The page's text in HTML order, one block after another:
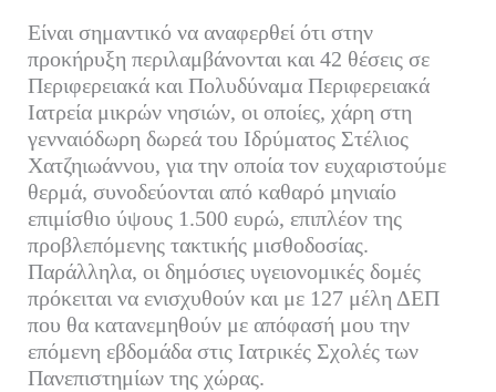
Είναι σημαντικό να αναφερθεί ότι στην
προκήρυξη περιλαμβάνονται και 42 θέσεις σε
Περιφερειακά και Πολυδύναμα Περιφερειακά
Ιατρεία μικρών νησιών, οι οποίες, χάρη στη
γενναιόδωρη δωρεά του Ιδρύματος Στέλιος
Χατζηιωάννου, για την οποία τον ευχαριστούμε
θερμά, συνοδεύονται από καθαρό μηνιαίο
επιμίσθιο ύψους 1.500 ευρώ, επιπλέον της
προβλεπόμενης τακτικής μισθοδοσίας.
Παράλληλα, οι δημόσιες υγειονομικές δομές
πρόκειται να ενισχυθούν και με 127 μέλη ΔΕΠ
που θα κατανεμηθούν με απόφασή μου την
επόμενη εβδομάδα στις Ιατρικές Σχολές των
Πανεπιστημίων της χώρας.